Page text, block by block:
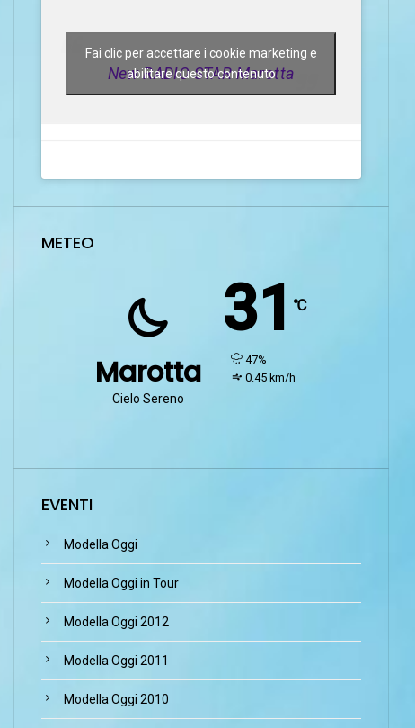
New RADIO STAR Marotta
Fai clic per accettare i cookie marketing e
abilitare questo contenuto
METEO
Marotta
Cielo Sereno
31 ℃
humidity:
47%
wind:
0.45 km/h
EVENTI
Modella Oggi
Modella Oggi in Tour
Modella Oggi 2012
Modella Oggi 2011
Modella Oggi 2010